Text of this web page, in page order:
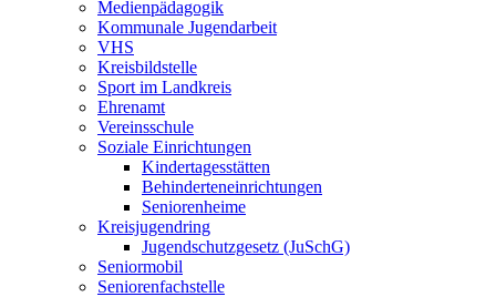
Medienpädagogik
Kommunale Jugendarbeit
VHS
Kreisbildstelle
Sport im Landkreis
Ehrenamt
Vereinsschule
Soziale Einrichtungen
Kindertagesstätten
Behinderteneinrichtungen
Seniorenheime
Kreisjugendring
Jugendschutzgesetz (JuSchG)
Seniormobil
Seniorenfachstelle